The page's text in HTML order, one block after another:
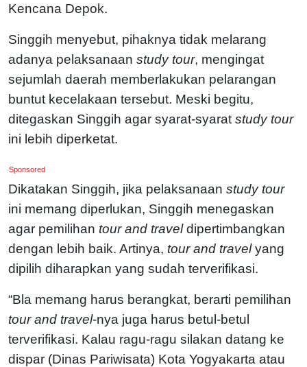
Kencana Depok.
Singgih menyebut, pihaknya tidak melarang
adanya pelaksanaan study tour, mengingat
sejumlah daerah memberlakukan pelarangan
buntut kecelakaan tersebut. Meski begitu,
ditegaskan Singgih agar syarat-syarat study tour
ini lebih diperketat.
Sponsored
Dikatakan Singgih, jika pelaksanaan study tour
ini memang diperlukan, Singgih menegaskan
agar pemilihan tour and traveldipertimbangkan
dengan lebih baik. Artinya, tour and travelyang
dipilih diharapkan yang sudah terverifikasi.
“Bla memang harus berangkat, berarti pemilihan
tour and travel-nya juga harus betul-betul
terverifikasi. Kalau ragu-ragu silakan datang ke
dispar (Dinas Pariwisata) Kota Yogyakarta atau